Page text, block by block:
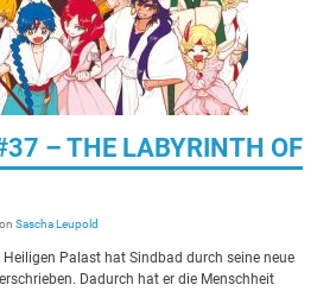
– THE LABYRINTH OF
Sascha Leupold
Palast hat Sindbad durch seine neue
Dadurch hat er die Menschheit